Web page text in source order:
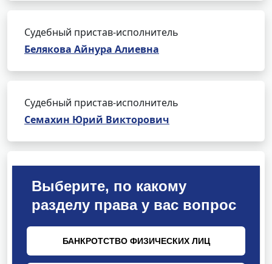
Судебный пристав-исполнитель
Белякова Айнура Алиевна
Судебный пристав-исполнитель
Семахин Юрий Викторович